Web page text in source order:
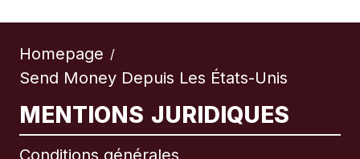
Homepage /
Send Money Depuis Les États-Unis
MENTIONS JURIDIQUES
Conditions générales